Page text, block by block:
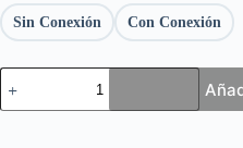
Sin Conexión Con Conexión